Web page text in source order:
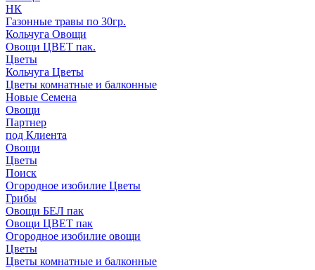
НК
Газонные травы по 30гр.
Кольчуга Овощи
Овощи ЦВЕТ пак.
Цветы
Кольчуга Цветы
Цветы комнатные и балконные
Новые Семена
Овощи
Партнер
под Клиента
Овощи
Цветы
Поиск
Огородное изобилие Цветы
Грибы
Овощи БЕЛ пак
Овощи ЦВЕТ пак
Огородное изобилие овощи
Цветы
Цветы комнатные и балконные